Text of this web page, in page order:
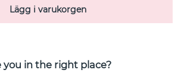
Lägg i varukorgen
you in the right place?